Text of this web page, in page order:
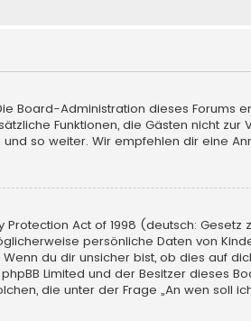
Board-Administration dieses Forums
Funktionen, die Gästen nicht
so weiter. Wir empfehlen dir eine
Protection Act of 1998 (deutsch:
persönliche Daten von
du dir unsicher bist, ob dies auf
Limited und der Besitzer dieses
die unter der Frage „An wen soll